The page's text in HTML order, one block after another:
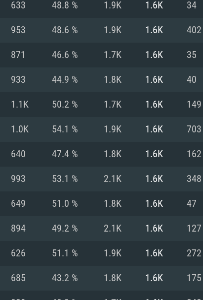
SISTEMA
16 GB ou mais
Gráfica: Placa com DirectX 11
GeForce 1060 ou superior,
recente
Core i7 (Intel Xeon não
8 GB
Gráfica: Radeon Vega II ou
Metal.
Internet de banda larga.
(não mais de 6 meses) /
(Radeon RX 570) com os
633 48.8 % 1.9K 1.6K 34
953 48.6 % 1.9K 1.6K 402
871 46.6 % 1.7K 1.6K 35
933 44.9 % 1.8K 1.6K 40
1.1K 50.2 % 1.7K 1.6K 149
1.0K 54.1 % 1.9K 1.6K 703
640 47.4 % 1.8K 1.6K 162
993 53.1 % 2.1K 1.6K 348
649 51.0 % 1.8K 1.6K 47
894 49.2 % 2.1K 1.6K 127
626 51.1 % 1.9K 1.6K 272
685 43.2 % 1.8K 1.6K 175